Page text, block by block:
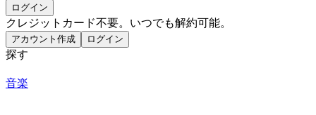
ログイン
クレジットカード不要。いつでも解約可能。
アカウント作成 ログイン
探す
音楽